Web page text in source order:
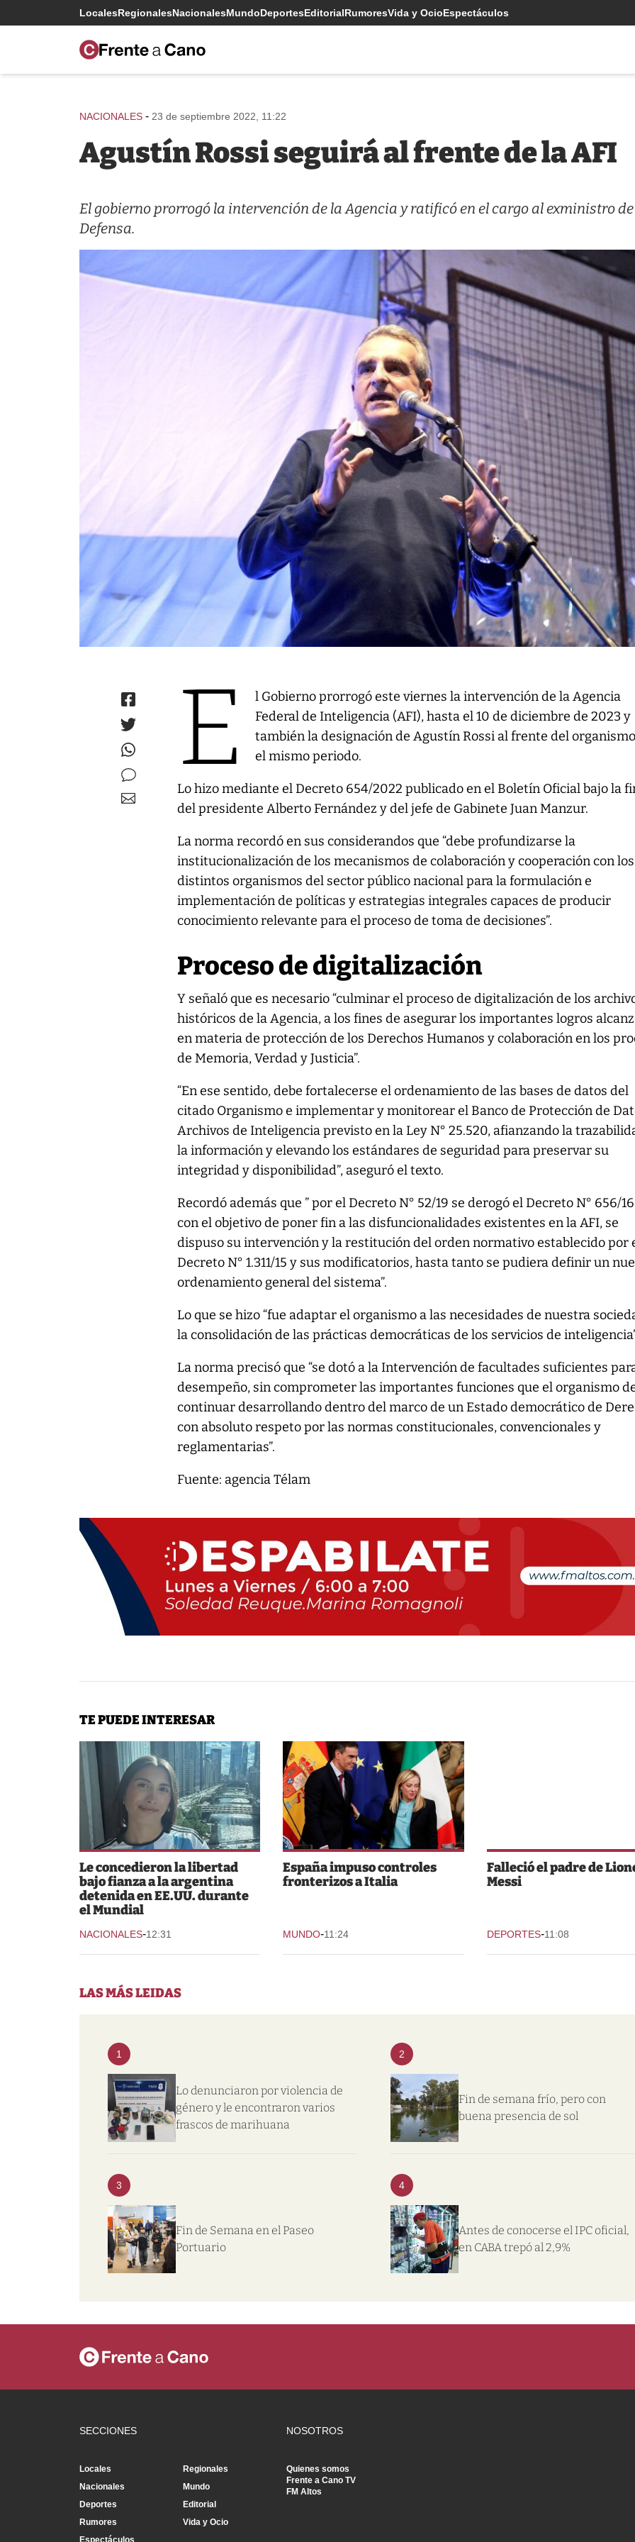
LocalesRegionalesNacionalesMundoDeportesEditorialRumoresVida y OcioEspectáculos
NACIONALES - 23 de septiembre 2022, 11:22
Agustín Rossi seguirá al frente de la AFI
El gobierno prorrogó la intervención de la Agencia y ratificó en el cargo al exministro de
Defensa.
E
l Gobierno prorrogó este viernes la intervención de la Agencia
Federal de Inteligencia (AFI), hasta el 10 de diciembre de 2023 y
también la designación de Agustín Rossi al frente del
el mismo periodo.
Lo hizo mediante el Decreto 654/2022 publicado en el Boletín Oficial bajo la
del presidente Alberto Fernández y del jefe de Gabinete Juan Manzur.
La norma recordó en sus considerandos que “debe profundizarse la
institucionalización de los mecanismos de colaboración y cooperación con los
distintos organismos del sector público nacional para la formulación e
implementación de políticas y estrategias integrales capaces de producir
conocimiento relevante para el proceso de toma de decisiones”.
Proceso de digitalización
Y señaló que es necesario “culminar el proceso de digitalización de los
históricos de la Agencia, a los fines de asegurar los importantes logros
en materia de protección de los Derechos Humanos y colaboración en los
de Memoria, Verdad y Justicia”.
“En ese sentido, debe fortalecerse el ordenamiento de las bases de datos del
citado Organismo e implementar y monitorear el Banco de Protección de
Archivos de Inteligencia previsto en la Ley N° 25.520, afianzando la
la información y elevando los estándares de seguridad para preservar su
integridad y disponibilidad”, aseguró el texto.
Recordó además que ” por el Decreto N° 52/19 se derogó el Decreto N° 656/
con el objetivo de poner fin a las disfuncionalidades existentes en la AFI, se
dispuso su intervención y la restitución del orden normativo establecido por
Decreto N° 1.311/15 y sus modificatorios, hasta tanto se pudiera definir un
ordenamiento general del sistema”.
Lo que se hizo “fue adaptar el organismo a las necesidades de nuestra
la consolidación de las prácticas democráticas de los servicios de
La norma precisó que “se dotó a la Intervención de facultades suficientes
desempeño, sin comprometer las importantes funciones que el organismo
continuar desarrollando dentro del marco de un Estado democrático de
con absoluto respeto por las normas constitucionales, convencionales y
reglamentarias”.
Fuente: agencia Télam
TE PUEDE INTERESAR
Le concedieron la libertad
bajo fianza a la argentina
detenida en EE.UU. durante
el Mundial
NACIONALES-12:31
España impuso controles
fronterizos a Italia
MUNDO-11:24
Falleció el padre de
Messi
DEPORTES-11:08
LAS MÁS LEIDAS
1
Lo denunciaron por violencia de
género y le encontraron varios
frascos de marihuana
2
Fin de semana frío, pero con
buena presencia de sol
3
Fin de Semana en el Paseo
Portuario
4
Antes de conocerse el IPC oficial,
en CABA trepó al 2,9%
SECCIONES
Locales
Regionales
Nacionales
Mundo
Deportes
Editorial
Rumores
Vida y Ocio
Espectáculos
NOSOTROS
Quienes somos
Frente a Cano TV
FM Altos